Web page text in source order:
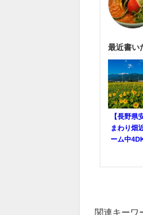
最近書い
【長野県
まわり畑
ーム中
関連キーワ